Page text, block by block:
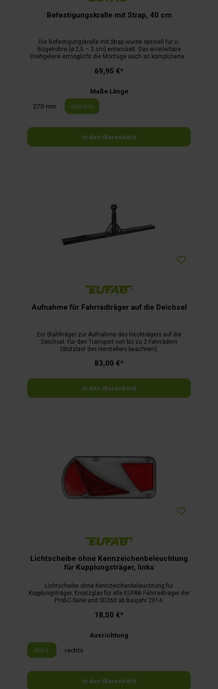
Befestigungskralle mit Strap, 40 cm
Die Befestigungskralle mit Strap wurde speziell für U-
Bügelrohre (ø 2,5 – 3 cm) entwickelt. Das arretierbare
Drehgelenk ermöglicht die Montage auch an komplizierten
Rahmenhalter schnell anbringen und abnehmen. Passend
Rahmendurchmessern von 3 bis 10 cm. Ideal für schnelle
und sichere Befestigung.
69,95 €*
Maße Länge
270 mm
400 mm
In den Warenkorb
Aufnahme für Fahrradträger auf die Deichsel
Ein Stahlträger zur Aufnahme des Heckträgers auf die
Deichsel. Für den Transport von bis zu 2 Fahrrädern
(Stützlast des Herstellers beachten!).
83,00 €*
In den Warenkorb
Lichtscheibe ohne Kennzeichenbeleuchtung
für Kupplungsträger, links
Lichtscheibe ohne Kennzeichenbeleuchtung für
Kupplungsträger, Ersatzglas für alle EUFAB Fahrradträger der
ProBC-Serie und SD260 ab Baujahr 2014.
18,50 €*
Ausrichtung
links
rechts
In den Warenkorb